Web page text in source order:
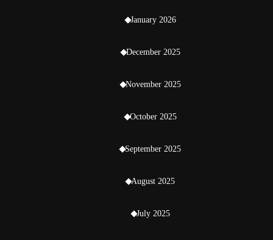
January 2026
December 2025
November 2025
October 2025
September 2025
August 2025
July 2025